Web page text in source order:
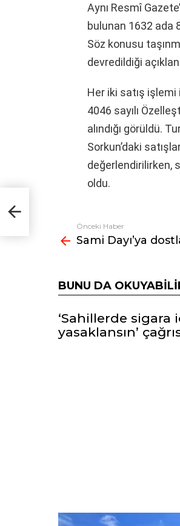
Aynı Resmî
bulunan 1632 ada
Söz konusu
devredildiği
Her iki satış işlemi
4046 sayılı
alındığı görüldü.
Sorkun’daki
değerlendirilirken,
oldu.
Fazlasına
bak
Önceki Haber
Sami Dayı’ya
BUNU DA
‘Sahillerde sigara
yasaklansın’